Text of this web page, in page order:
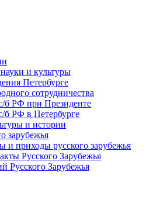
и культуры
Петербурге
сотрудничества
б РФ при Президенте
б РФ в Петербурге
и истории
зарубежья
и приходы русского зарубежья
Русского Зарубежья
Русского Зарубежья